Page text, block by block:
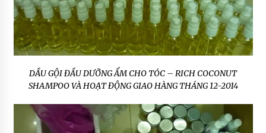
DẦU GỘI ĐẦU DƯỠNG ẨM CHO TÓC – RICH COCONUT
SHAMPOO VÀ HOẠT ĐỘNG GIAO HÀNG THÁNG 12-2014